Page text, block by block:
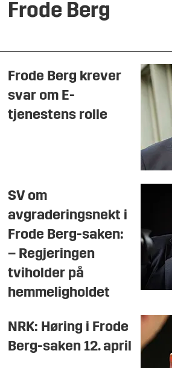
Frode Berg
Frode Berg krever
svar om E-
tjenestens rolle
SV om
avgraderingsnekt i
Frode Berg-saken:
– Regjeringen
tviholder på
hemmeligholdet
NRK: Høring i Frode
Berg-saken 12. april